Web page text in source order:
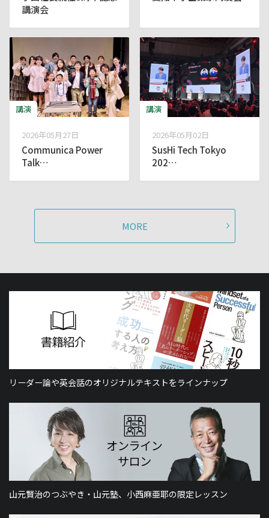
講演会
講演
2026年05月27日
Communica Power
Talk…
講演
2026年05月02日
SusHi Tech Tokyo
202…
MORE
リーダー論や英会話のオリジナルテキストをラインナップ
山元賢治のつぶやき・山元塾、小西麻亜耶の限定レッスン